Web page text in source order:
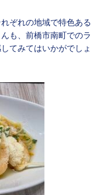
ぞれの地域で特色ある
も、前橋市南町でのラ
てみてはいかがでしょ